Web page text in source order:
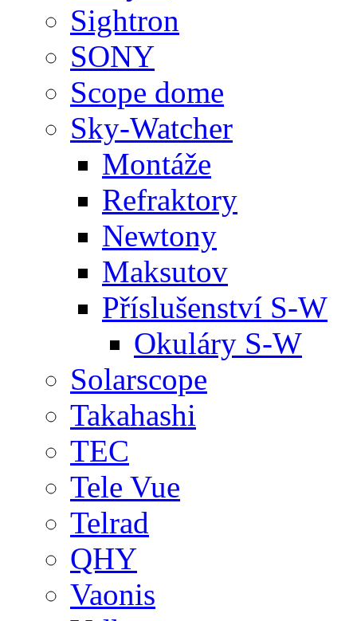
Sightron
SONY
Scope dome
Sky-Watcher
Montáže
Refraktory
Newtony
Maksutov
Příslušenství S-W
Okuláry S-W
Solarscope
Takahashi
TEC
Tele Vue
Telrad
QHY
Vaonis